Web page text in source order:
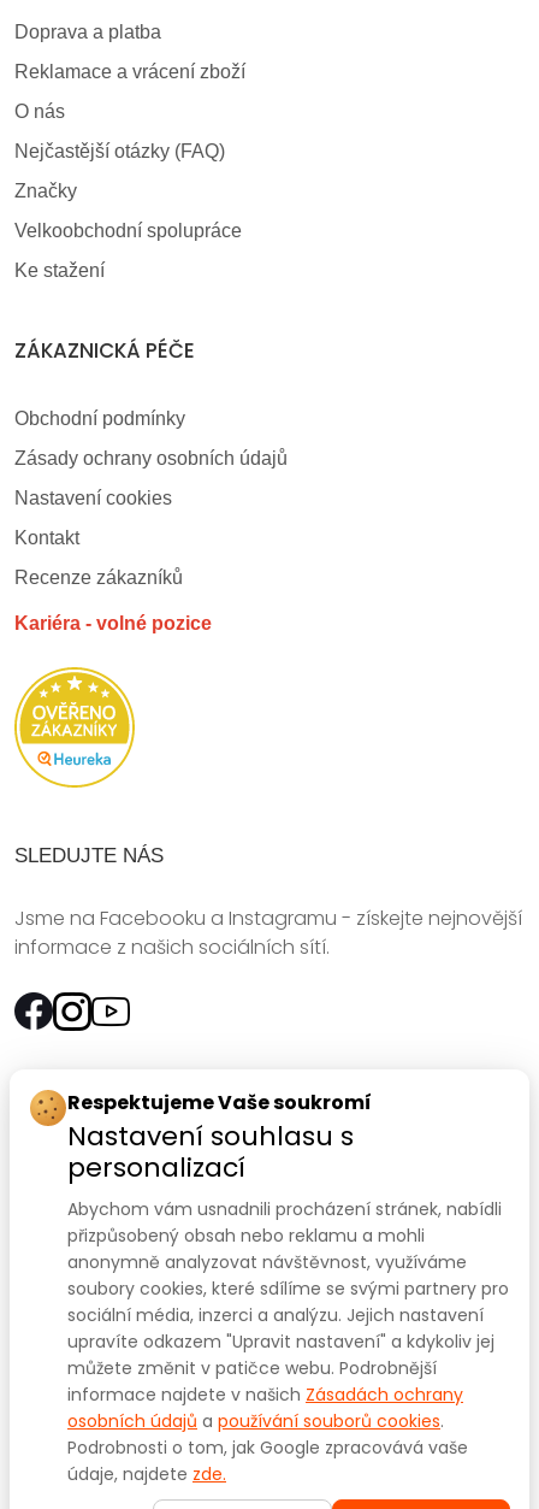
Doprava a platba
Reklamace a vrácení zboží
O nás
Nejčastější otázky (FAQ)
Značky
Velkoobchodní spolupráce
Ke stažení
ZÁKAZNICKÁ PÉČE
Obchodní podmínky
Zásady ochrany osobních údajů
Nastavení cookies
Kontakt
Recenze zákazníků
Kariéra - volné pozice
SLEDUJTE NÁS
Jsme na Facebooku a Instagramu - získejte nejnovější
informace z našich sociálních sítí.
Rychlý kontakt:
SANOMED, spol. s r.o.
Palackého třída 240/75
612 00 Brno-Královo Pole
Prodejna:+420 541 422 911,+420 541 422 912
e-mail:prodejna@sanomed.cz
E-shop:+420 739 079 275
e-mail:eshop@sanomed.cz
Copyright © 2025www.sanomed.cz
Respektujeme Vaše soukromí
Nastavení souhlasu s
personalizací
Abychom vám usnadnili procházení stránek, nabídli
přizpůsobený obsah nebo reklamu a mohli
anonymně analyzovat návštěvnost, využíváme
soubory cookies, které sdílíme se svými partnery pro
sociální média, inzerci a analýzu. Jejich nastavení
upravíte odkazem "Upravit nastavení" a kdykoliv jej
můžete změnit v patičce webu. Podrobnější
informace najdete v našich Zásadách ochrany
osobních údajů a používání souborů cookies.
Podrobnosti o tom, jak Google zpracovává vaše
údaje, najdete zde.